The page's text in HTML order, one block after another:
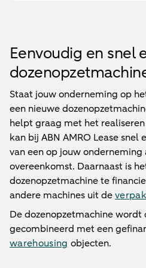
Eenvoudig en snel
Staat jouw onderneming op
een nieuwe
helpt graag met het
kan bij ABN AMRO Lease
van een op jouw
overeenkomst. Daarnaast is
dozenopzetmachine te
andere machines uit de
De dozenopzetmachine wordt
gecombineerd met een
warehousing objecten.